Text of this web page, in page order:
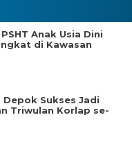
Anak Usia Dini
di Kawasan
Depok Sukses Jadi
Triwulan Korlap se-